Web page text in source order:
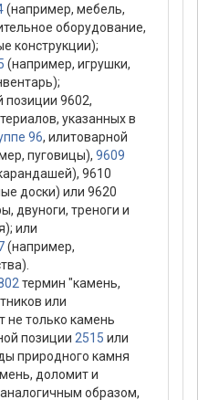
(например, мебель,
оборудование,
конструкции);
(например, игрушки,
позиции 9602,
указанных в
96, илитоварной
пуговицы), 9609
9610
доски) или 9620
двуноги, треноги и
или
(например,
термин "камень,
или
не только камень
позиции 2515 или
природного камня
доломит и
образом,